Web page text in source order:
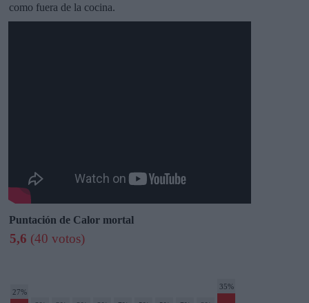
como fuera de la cocina.
Puntación de Calor mortal
5,6 (40 votos)
27%
35%